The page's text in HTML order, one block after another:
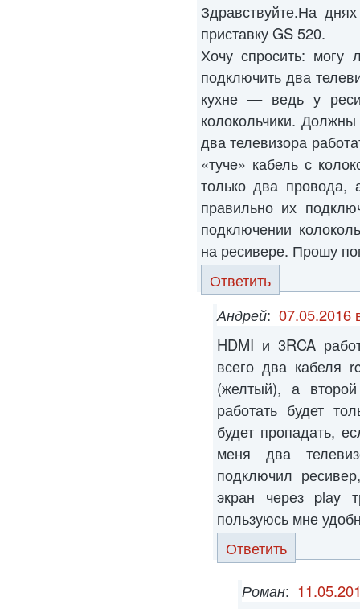
Здравствуйте.На
приставку GS 520.
Хочу спросить:
подключить два
кухне — ведь у
колокольчики.
два телевизора
«туче» кабель с
только два
правильно их
подключении
на ресивере. Прошу
Ответить
Андрей: 07.05.2016
HDMI и 3RCA
всего два кабеля
(желтый), а
работать будет
будет пропадать,
меня два
подключил
экран через plаy
пользуюсь мне
Ответить
Роман: